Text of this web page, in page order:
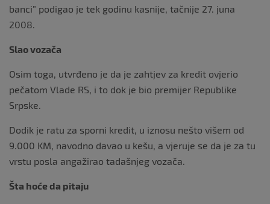
banci” podigao je tek godinu kasnije, tačnije 27. juna
2008.
Slao vozača
Osim toga, utvrđeno je da je zahtjev za kredit ovjerio
pečatom Vlade RS, i to dok je bio premijer Republike
Srpske.
Dodik je ratu za sporni kredit, u iznosu nešto višem od
9.000 KM, navodno davao u kešu, a vjeruje se da je za tu
vrstu posla angažirao tadašnjeg vozača.
Šta hoće da pitaju